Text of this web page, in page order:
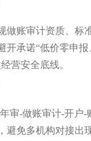
做账审计资质、标
开承诺“低价零申
营安全底线。
审-做账审计-开户-
避免多机构对接出